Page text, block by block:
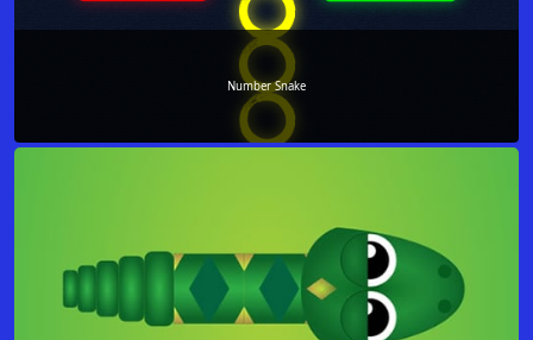
Number Snake